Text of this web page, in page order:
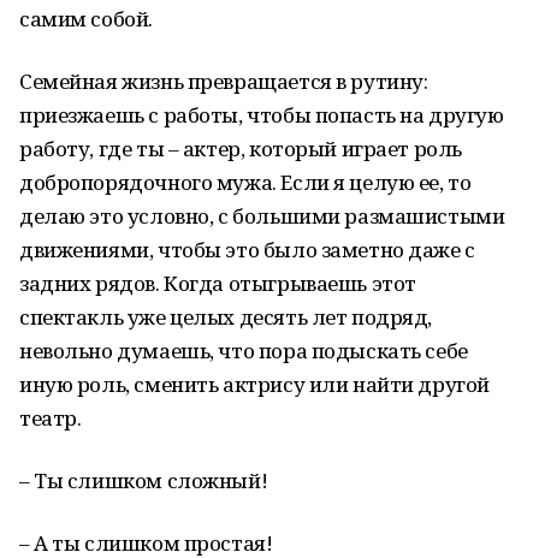
самим собой.
Семейная жизнь превращается в рутину:
приезжаешь с работы, чтобы попасть на другую
работу, где ты – актер, который играет роль
добропорядочного мужа. Если я целую ее, то
делаю это условно, с большими размашистыми
движениями, чтобы это было заметно даже с
задних рядов. Когда отыгрываешь этот
спектакль уже целых десять лет подряд,
невольно думаешь, что пора подыскать себе
иную роль, сменить актрису или найти другой
театр.
– Ты слишком сложный!
– А ты слишком простая!